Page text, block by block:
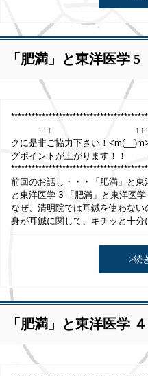
「肥満」と東洋医学 5
↑↑↑ ↑↑↑この2つの
クに是非ご協力下さい！
グポイントが上がります！！
前回のお話し・・・「肥満」と東
と東洋医学 3 「肥満」と東洋医
なぜ、清明院では耳鍼を使わな
身が耳鍼に関して、キチッと十分
>続
「肥満」と東洋医学 ４